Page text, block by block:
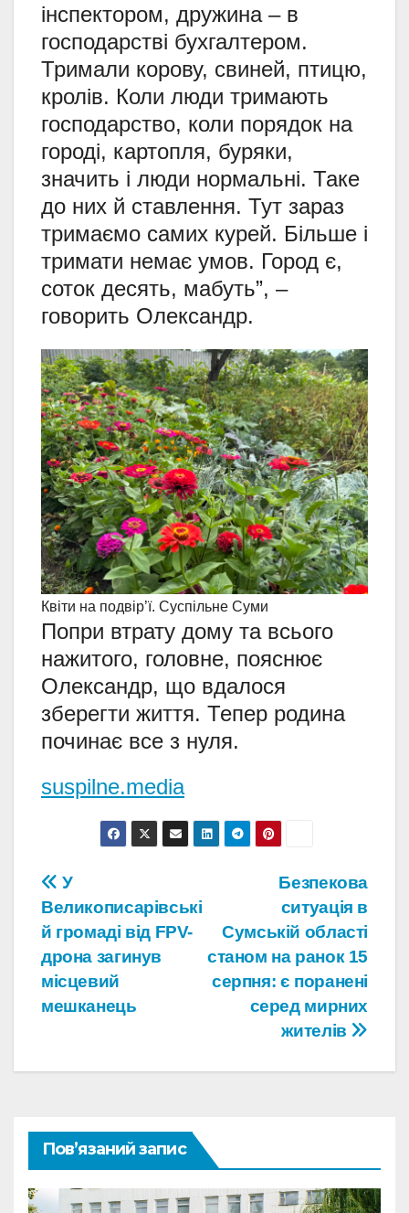
інспектором, дружина – в
господарстві бухгалтером.
Тримали корову, свиней, птицю,
кролів. Коли люди тримають
господарство, коли порядок на
городі, картопля, буряки,
значить і люди нормальні. Таке
до них й ставлення. Тут зараз
тримаємо самих курей. Більше і
тримати немає умов. Город є,
соток десять, мабуть”, –
говорить Олександр.
Квіти на подвір’ї. Суспільне Суми
Попри втрату дому та всього
нажитого, головне, пояснює
Олександр, що вдалося
зберегти життя. Тепер родина
починає все з нуля.
suspilne.media
Навігація
записів
Безпекова
ситуація в
Сумській області
станом на ранок 15
серпня: є поранені
серед мирних
жителів
У
Великописарівські
й громаді від FPV-
дрона загинув
місцевий
мешканець
Пов’язаний запис